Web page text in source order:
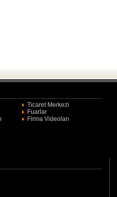
Ticaret Merkezi
Fuarlar
Firma Videoları